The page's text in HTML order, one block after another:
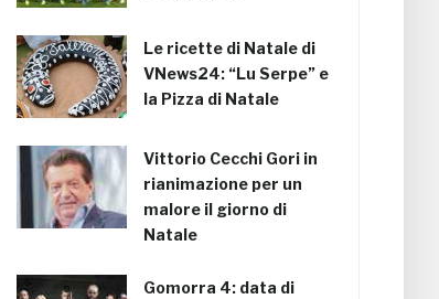
Le ricette di Natale di
VNews24: “Lu Serpe” e
la Pizza di Natale
Vittorio Cecchi Gori in
rianimazione per un
malore il giorno di
Natale
Gomorra 4: data di